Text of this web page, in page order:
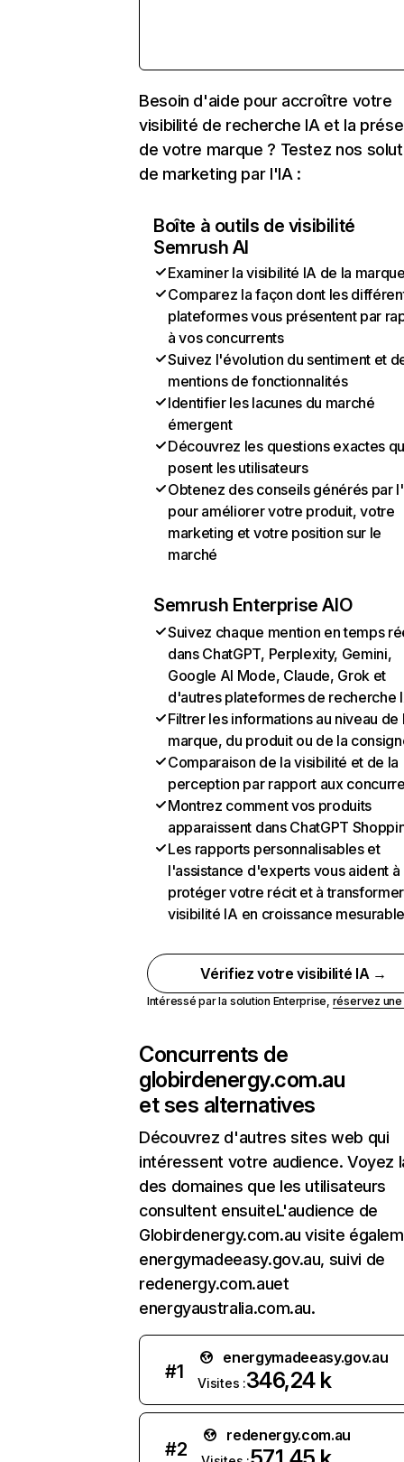
Besoin d'aide pour accroître votre
visibilité de recherche IA et la
de votre marque ? Testez nos
de marketing par l'IA :
Boîte à outils de visibilité
Semrush AI
Examiner la visibilité IA de la
Comparez la façon dont les
plateformes vous présentent par
à vos concurrents
Suivez l'évolution du sentiment et
mentions de fonctionnalités
Identifier les lacunes du marché
émergent
Découvrez les questions exactes
posent les utilisateurs
Obtenez des conseils générés par
pour améliorer votre produit, votre
marketing et votre position sur le
marché
Semrush Enterprise AIO
Suivez chaque mention en temps
dans ChatGPT, Perplexity, Gemini,
Google AI Mode, Claude, Grok et
d'autres plateformes de recherche
Filtrer les informations au niveau de
marque, du produit ou de la
Comparaison de la visibilité et de la
perception par rapport aux
Montrez comment vos produits
apparaissent dans ChatGPT
Les rapports personnalisables et
l'assistance d'experts vous aident à
protéger votre récit et à
visibilité IA en croissance
Vérifiez votre visibilité IA →
Intéressé par la solution Enterprise, réservez
Concurrents de
globirdenergy.com.au
et ses alternatives
Découvrez d'autres sites web qui
intéressent votre audience. Voyez
des domaines que les utilisateurs
consultent ensuiteL'audience de
Globirdenergy.com.au visite
energymadeeasy.gov.au, suivi de
redenergy.com.auet
energyaustralia.com.au.
#1
energymadeeasy.gov.au
Visites :346,24 k
#2
redenergy.com.au